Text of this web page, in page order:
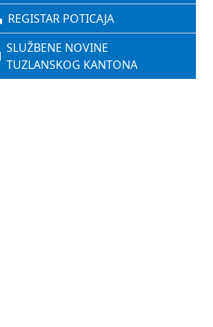
REGISTAR POTICAJA
SLUŽBENE NOVINE
TUZLANSKOG KANTONA